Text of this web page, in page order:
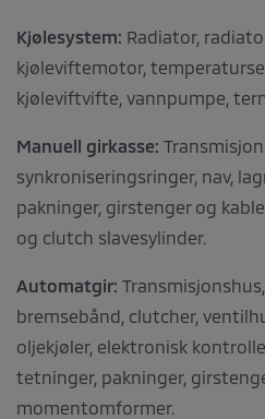
Kjølesystem: Radiator,
kjøleviftemotor,
kjøleviftvifte, vannpumpe,
Manuell girkasse:
synkroniseringsringer, nav,
pakninger, girstenger og
og clutch slavesylinder.
Automatgir:
bremsebånd, clutcher,
oljekjøler, elektronisk
tetninger, pakninger,
momentomformer.